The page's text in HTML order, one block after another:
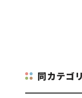
同カテゴ